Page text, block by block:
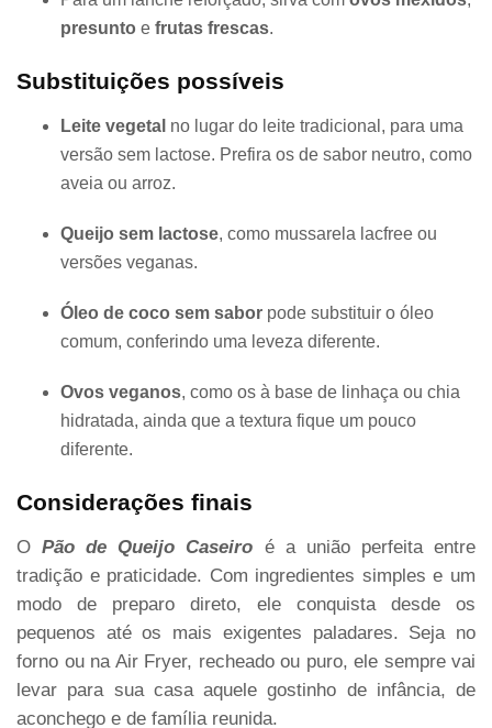
presunto e frutas frescas.
Substituições possíveis
Leite vegetal no lugar do leite tradicional, para uma
versão sem lactose. Prefira os de sabor neutro, como
aveia ou arroz.
Queijo sem lactose, como mussarela lacfree ou
versões veganas.
Óleo de coco sem sabor pode substituir o óleo
comum, conferindo uma leveza diferente.
Ovos veganos, como os à base de linhaça ou chia
hidratada, ainda que a textura fique um pouco
diferente.
Considerações finais
OPão de Queijo Caseiro é a união perfeita entre
tradição e praticidade. Com ingredientes simples e um
modo de preparo direto, ele conquista desde os
pequenos até os mais exigentes paladares. Seja no
forno ou na Air Fryer, recheado ou puro, ele sempre vai
levar para sua casa aquele gostinho de infância, de
aconchego e de família reunida.